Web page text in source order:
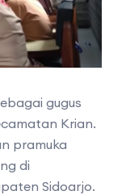
gugus
Krian.
pramuka
di
Sidoarjo.